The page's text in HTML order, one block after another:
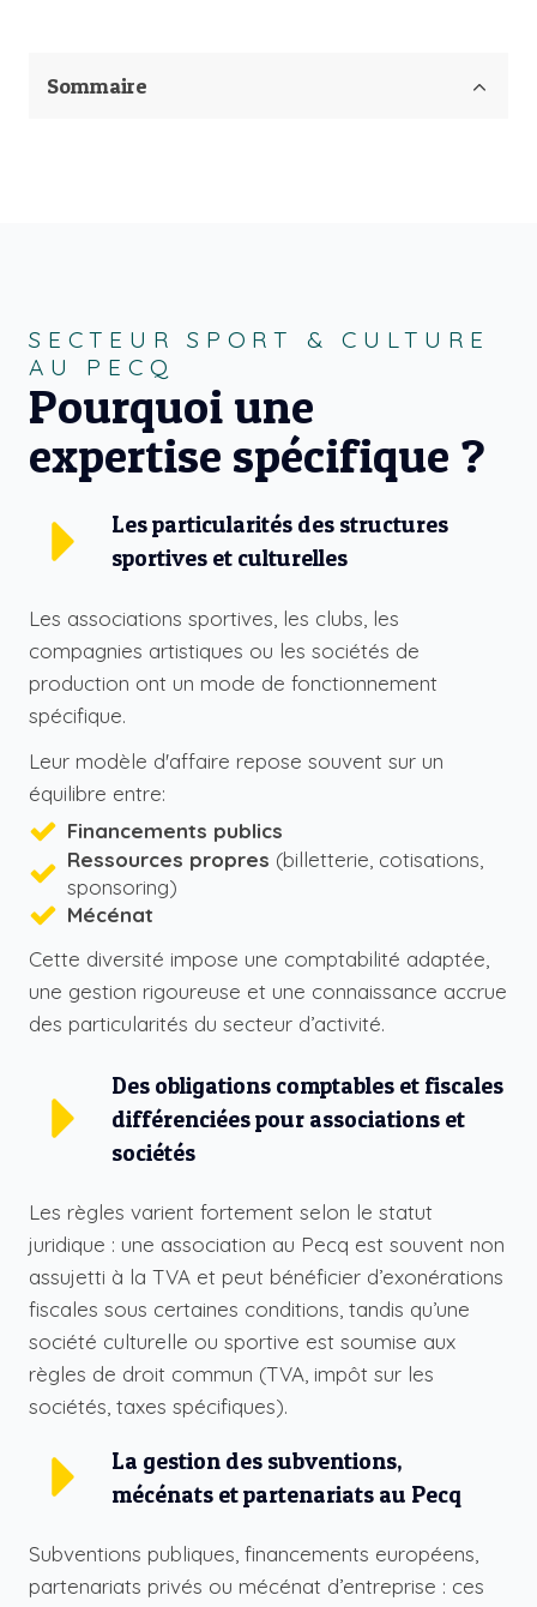
Sommaire
SECTEUR SPORT & CULTURE
AU PECQ
Pourquoi une
expertise spécifique ?
Les particularités des structures
sportives et culturelles
Les associations sportives, les clubs, les
compagnies artistiques ou les sociétés de
production ont un mode de fonctionnement
spécifique.
Leur modèle d'affaire repose souvent sur un
équilibre entre:
Financements publics
Ressources propres (billetterie, cotisations,
sponsoring)
Mécénat
Cette diversité impose une comptabilité adaptée,
une gestion rigoureuse et une connaissance accrue
des particularités du secteur d’activité.
Des obligations comptables et fiscales
différenciées pour associations et
sociétés
Les règles varient fortement selon le statut
juridique : une association au Pecq est souvent non
assujetti à la TVA et peut bénéficier d’exonérations
fiscales sous certaines conditions, tandis qu’une
société culturelle ou sportive est soumise aux
règles de droit commun (TVA, impôt sur les
sociétés, taxes spécifiques).
La gestion des subventions,
mécénats et partenariats au Pecq
Subventions publiques, financements européens,
partenariats privés ou mécénat d’entreprise : ces